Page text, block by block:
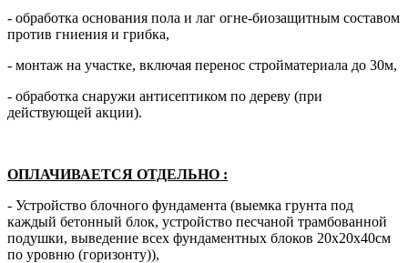
- обработка основания пола и лаг огне-биозащитным составом
против гниения и грибка,
- монтаж на участке, включая перенос стройматериала до 30м,
- обработка снаружи антисептиком по дереву (при
действующей акции).
ОПЛАЧИВАЕТСЯ ОТДЕЛЬНО :
- Устройство блочного фундамента (выемка грунта под
каждый бетонный блок, устройство песчаной трамбованной
подушки, выведение всех фундаментных блоков 20х20х40см
по уровню (горизонту)),